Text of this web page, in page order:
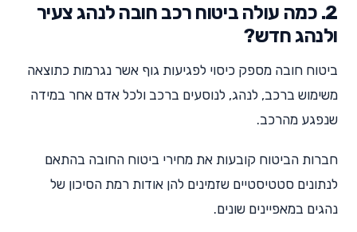
2. כמה עולה ביטוח רכב חובה לנהג צעיר
ולנהג חדש?
ביטוח חובה מספק כיסוי לפגיעות גוף אשר נגרמות כתוצאה
משימוש ברכב, לנהג, לנוסעים ברכב ולכל אדם אחר במידה
שנפגע מהרכב.
חברות הביטוח קובעות את מחירי ביטוח החובה בהתאם
לנתונים סטטיסטיים שזמינים להן אודות רמת הסיכון של
נהגים במאפיינים שונים.